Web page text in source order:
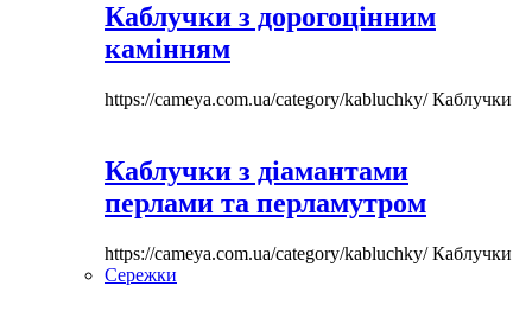
Каблучки з дорогоцінним
камінням
https://cameya.com.ua/category/kabluchky/Каблучки
Каблучки з діамантами
перлами та перламутром
https://cameya.com.ua/category/kabluchky/Каблучки
Сережки